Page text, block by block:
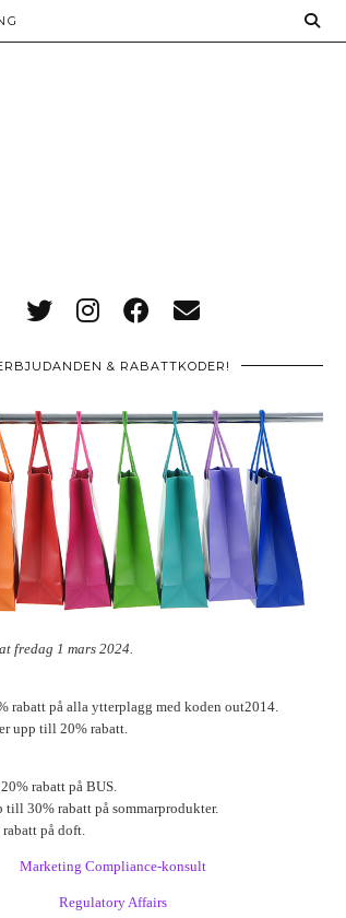
& RABATTKODER!
fredag 1 mars 2024.
rabatt på alla ytterplagg med koden out2014.
upp till 20% rabatt.
rabatt på BUS.
till 30% rabatt på sommarprodukter.
rabatt på doft.
Marketing Compliance-konsult
Regulatory Affairs